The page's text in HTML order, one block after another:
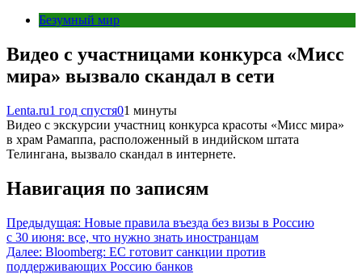
Безумный мир
Видео с участницами конкурса «Мисс
мира» вызвало скандал в сети
Lenta.ru1 год спустя01 минуты
Видео с экскурсии участниц конкурса красоты «Мисс мира»
в храм Рамаппа, расположенный в индийском штата
Телингана, вызвало скандал в интернете.
Навигация по записям
Предыдущая: Новые правила въезда без визы в Россию
с 30 июня: все, что нужно знать иностранцам
Далее: Bloomberg: ЕС готовит санкции против
поддерживающих Россию банков